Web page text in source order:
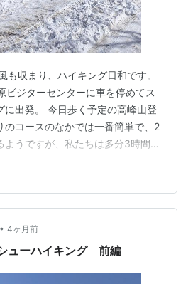
も収まり、ハイキング日和です。
ビジターセンターに車を停めてス
に出発。 今日歩く予定の高峰山登
のコースのなかでは一番簡単で、2
ようですが、私たちは多分3時間以
ビジターセンターの隣の高峰高原
です。 鳥居が半分雪に埋もれてい
の中の急な坂を登っていきます。
ますが、雪の上を歩くのは結構
の足跡を発見。 他にも小さな動物
• 4ヶ月前
ューハイキング 前編